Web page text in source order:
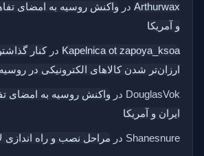
Arthurwax در واکنش روسیه به امضای
و آمریکا
Kapelnica ot zapoya_ksoa درکنار
ارزان‌تر شدن کالاهای الکترونیکی در
DouglasVok در واکنش روسیه به امضای
ایران و آمریکا
Shanesnure در مراحل نصب و راه اندازی